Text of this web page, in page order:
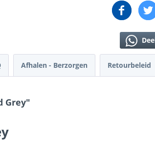
Afhalen - Berzorgen Retourbeleid
Grey"